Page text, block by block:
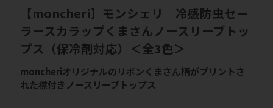
【moncheri】モンシェリ 冷感防虫セー
ラースカラップくまさんノースリーブトッ
プス（保冷剤対応）＜全3色＞
moncheriオリジナルのリボンくまさん柄がプリントさ
れた襟付きノースリーブトップス